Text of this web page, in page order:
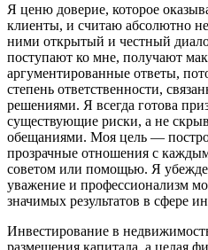
Я ценю доверие, которое
клиенты, и считаю абсолютно
ними открытый и честный
поступают ко мне, получают
аргументированные ответы,
степень ответственности,
решениями. Я всегда готова
существующие риски, а не
обещаниями. Моя цель —
прозрачные отношения с
советом или помощью. Я
уважение и профессионализм
значимых результатов в сфере
Инвестирование в
размещения капитала, а целая